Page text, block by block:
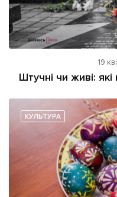
19
Штучні чи живі:
КУЛЬТУРА